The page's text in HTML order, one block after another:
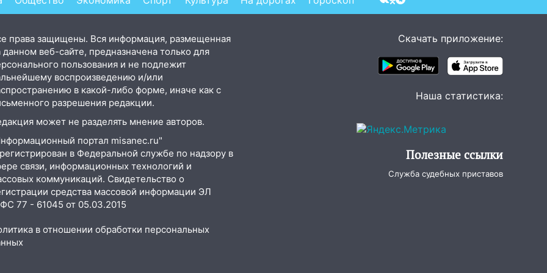
права защищены. Вся информация, размещенная
данном веб-сайте, предназначена только для
пользования и не подлежит
воспроизведению и/или
в какой-либо форме, иначе как с
разрешения редакции.
может не разделять мнение авторов.
портал misanec.ru"
в Федеральной службе по надзору в
связи, информационных технологий и
коммуникаций. Свидетельство о
средства массовой информации ЭЛ
77 - 61045 от 05.03.2015
в отношении обработки персональных
Скачать приложение:
Наша статистика:
Полезные ссылки
Служба судебных приставов